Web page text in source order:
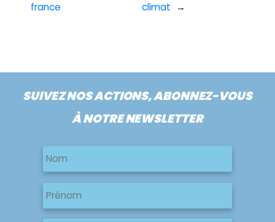
france
climat
→
SUIVEZ NOS ACTIONS, ABONNEZ-VOUS
À NOTRE NEWSLETTER
Nom
Nom
Nom
Prénom
E-